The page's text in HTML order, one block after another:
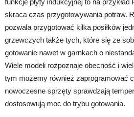
funkcje płyty indukcyjnej to na
skraca czas przygotowywania potraw.
pozwala przygotować kilka posiłków
grzewczych także tych, które się ze
gotowanie nawet w garnkach o
Wiele modeli rozpoznaje obecność i
tym możemy również zaprogramować
nowoczesne sprzęty sprawdzają
dostosowują moc do trybu gotowania.